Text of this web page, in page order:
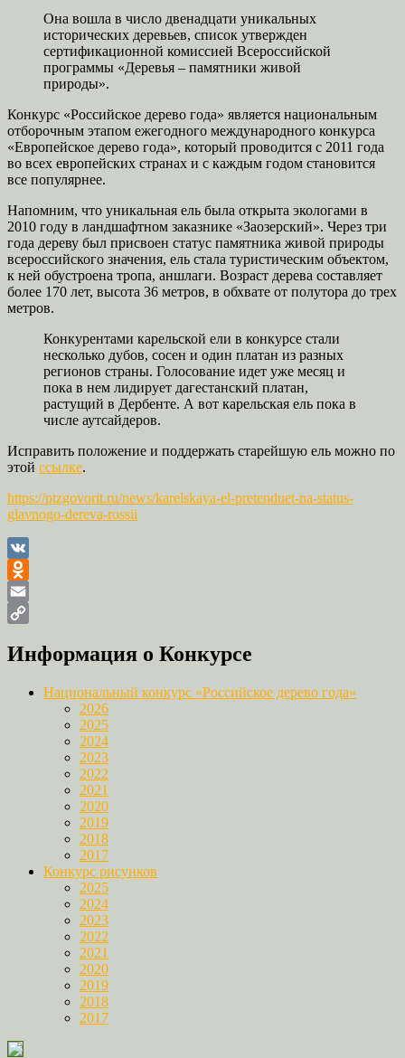
Она вошла в число двенадцати уникальных
исторических деревьев, список утвержден
сертификационной комиссией Всероссийской
программы «Деревья – памятники живой
природы».
Конкурс «Российское дерево года» является национальным
отборочным этапом ежегодного международного конкурса
«Европейское дерево года», который проводится с 2011 года
во всех европейских странах и с каждым годом становится
все популярнее.
Напомним, что уникальная ель была открыта экологами в
2010 году в ландшафтном заказнике «Заозерский». Через три
года дереву был присвоен статус памятника живой природы
всероссийского значения, ель стала туристическим объектом,
к ней обустроена тропа, аншлаги. Возраст дерева составляет
более 170 лет, высота 36 метров, в обхвате от полутора до трех
метров.
Конкурентами карельской ели в конкурсе стали
несколько дубов, сосен и один платан из разных
регионов страны. Голосование идет уже месяц и
пока в нем лидирует дагестанский платан,
растущий в Дербенте. А вот карельская ель пока в
числе аутсайдеров.
Исправить положение и поддержать старейшую ель можно по
этой ссылке.
https://ptzgovorit.ru/news/karelskaya-el-pretenduet-na-status-
glavnogo-dereva-rossii
VK
Odnoklassniki
Email
Link
Информация о Конкурсе
Национальный конкурс «Российское дерево года»
2026
2025
2024
2023
2022
2021
2020
2019
2018
2017
Конкурс рисунков
2025
2024
2023
2022
2021
2020
2019
2018
2017